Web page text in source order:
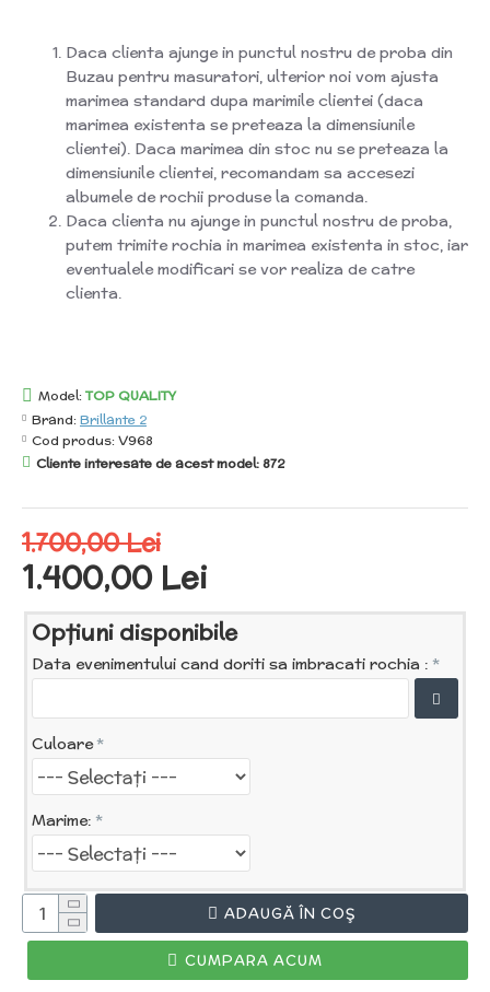
Daca clienta ajunge in punctul nostru de proba din
Buzau pentru masuratori, ulterior noi vom ajusta
marimea standard dupa marimile clientei (daca
marimea existenta se preteaza la dimensiunile
clientei). Daca marimea din stoc nu se preteaza la
dimensiunile clientei, recomandam sa accesezi
albumele de rochii produse la comanda.
Daca clienta nu ajunge in punctul nostru de proba,
putem trimite rochia in marimea existenta in stoc, iar
eventualele modificari se vor realiza de catre
clienta.
1.400,00 Lei
1.700,00 Lei
Model:TOP QUALITY
Brand:Brillante 2
Cod produs:V968
Cliente interesate de acest model: 872
Opţiuni disponibile
Data evenimentului cand doriti sa imbracati rochia :
Culoare
Marime:
ADAUGĂ ÎN COŞ
CUMPARA ACUM